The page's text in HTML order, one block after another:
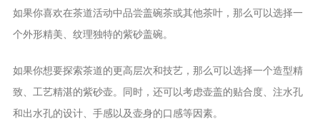
如果你喜欢在茶道活动中品尝盖碗茶或其他茶叶，那么可以选择一
个外形精美、纹理独特的紫砂盖碗。
如果你想要探索茶道的更高层次和技艺，那么可以选择一个造型精
致、工艺精湛的紫砂壶。同时，还可以考虑壶盖的贴合度、注水孔
和出水孔的设计、手感以及壶身的口感等因素。
治疗脱发